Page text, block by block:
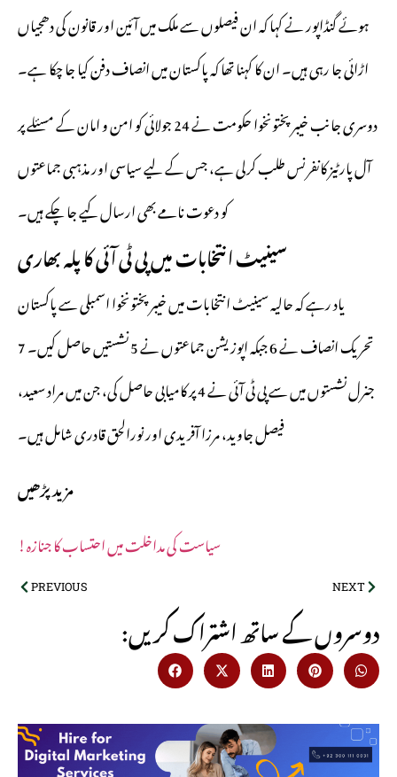
ہوئے گنڈاپور نے کہا کہ ان فیصلوں سے ملک میں آئین اور قانون کی دھجیاں
اڑائی جا رہی ہیں۔ ان کا کہنا تھا کہ پاکستان میں انصاف دفن کیا جا چکا ہے۔
دوسری جانب خیبرپختونخوا حکومت نے 24 جولائی کو امن و امان کے مسئلے پر
آل پارٹیز کانفرنس طلب کرلی ہے، جس کے لیے سیاسی اور مذہبی جماعتوں
کو دعوت نامے بھی ارسال کیے جا چکے ہیں۔
سینیٹ انتخابات میں پی ٹی آئی کا پلہ بھاری
یاد رہے کہ حالیہ سینیٹ انتخابات میں خیبرپختونخوا اسمبلی سے پاکستان
تحریک انصاف نے 6 جبکہ اپوزیشن جماعتوں نے 5 نشستیں حاصل کیں۔ 7
جنرل نشستوں میں سے پی ٹی آئی نے 4 پر کامیابی حاصل کی، جن میں مراد سعید،
فیصل جاوید، مرزا آفریدی اور نورالحق قادری شامل ہیں۔
مزید پڑھیں
سیاست کی مداخلت میں احتساب کا جنازہ!
PREVIOUS NEXT
:دوسروں کے ساتھ اشتراک کریں